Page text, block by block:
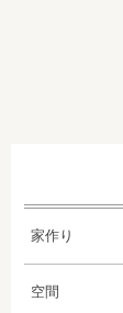
家作り
空間